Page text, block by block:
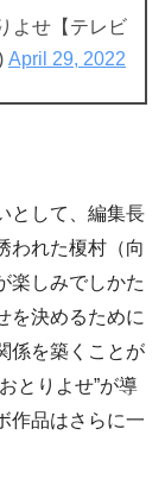
よせ【テレビ
April 29, 2022
として、編集長
われた榎村（向
楽しみでしかた
を決めるために
係を築くことが
とりよせ”が導
作品はさらに一